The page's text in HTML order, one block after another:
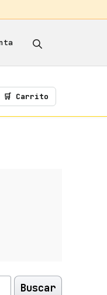
🛒 Carrito
Buscar